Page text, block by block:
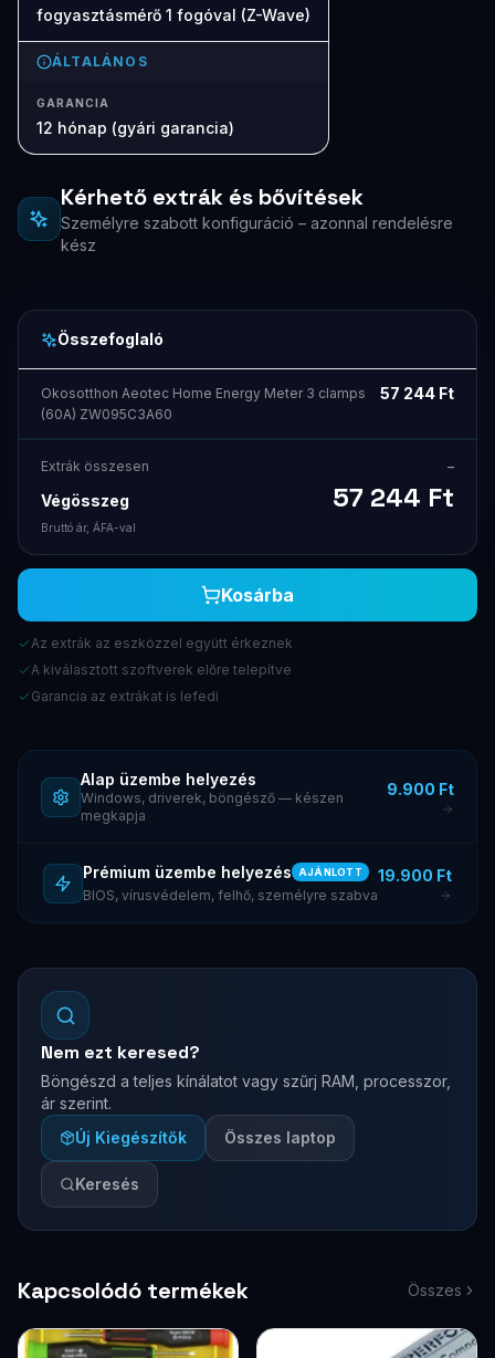
fogyasztásmérő 1 fogóval (Z-Wave)
ÁLTALÁNOS
GARANCIA
12 hónap (gyári garancia)
Kérhető extrák és bővítések
Személyre szabott konfiguráció – azonnal rendelésre
kész
Összefoglaló
Okosotthon Aeotec Home Energy Meter 3 clamps
(60A) ZW095C3A60
57 244 Ft
Extrák összesen –
Végösszeg 57 244 Ft
Bruttó ár, ÁFA-val
Kosárba
Az extrák az eszközzel együtt érkeznek
A kiválasztott szoftverek előre telepítve
Garancia az extrákat is lefedi
Alap üzembe helyezés
Windows, driverek, böngésző — készen
megkapja
9.900 Ft
Prémium üzembe helyezés AJÁNLOTT
BIOS, vírusvédelem, felhő, személyre szabva
19.900 Ft
Nem ezt keresed?
Böngészd a teljes kínálatot vagy szűrj RAM, processzor,
ár szerint.
Új Kiegészítők
Összes laptop
Keresés
Kapcsolódó termékek Összes